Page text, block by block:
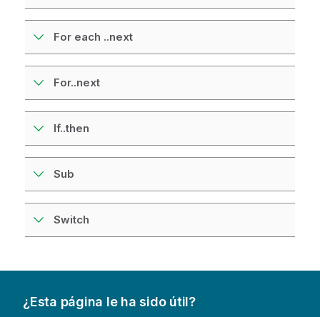
For each ..next
For..next
If..then
Sub
Switch
¿Esta página le ha sido útil?